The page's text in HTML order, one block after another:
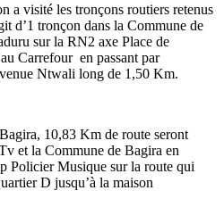
a visité les tronçons routiers retenus
d’1 tronçon dans la Commune de
sur la RN2 axe Place de
Carrefour en passant par
Ntwali long de 1,50 Km.
10,83 Km de route seront
et la Commune de Bagira en
Policier Musique sur la route qui
D jusqu’à la maison